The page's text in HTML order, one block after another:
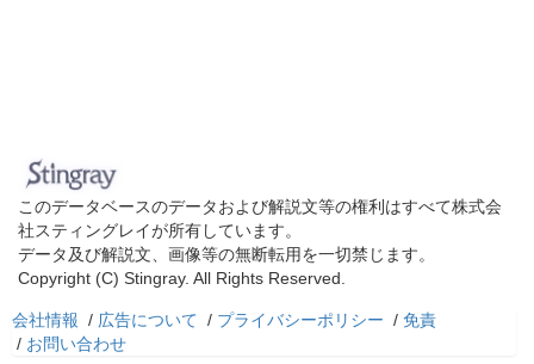
このデータベースのデータおよび解説文等の権利はすべて株式会
社スティングレイが所有しています。
データ及び解説文、画像等の無断転用を一切禁じます。
Copyright (C) Stingray. All Rights Reserved.
会社情報 / 広告について / プライバシーポリシー / 免責
/ お問い合わせ